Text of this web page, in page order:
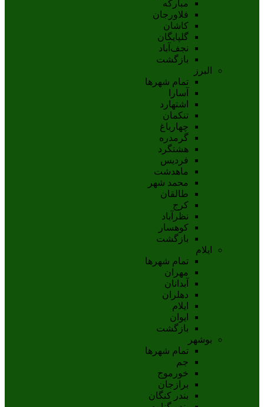
مبارکه
فلاورجان
کاشان
گلپايگان
نجف‌آباد
بازگشت
البرز
تمام شهر‌ها
آسارا
اشتهارد
تنکمان
چهارباغ
گرمدره
هشتگرد
فردیس
ماهدشت
محمد شهر
طالقان
کرج
نظرآباد
کوهسار
بازگشت
ایلام
تمام شهر‌ها
مهران
آبدانان
دهلران
ايلام
ايوان
بازگشت
بوشهر
تمام شهر‌ها
جم
خورموج
برازجان
بندر کنگان